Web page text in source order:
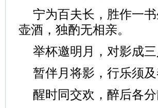
宁为百夫长，胜作一
壶酒，独酌无相亲。
举杯邀明月，对影成
暂伴月将影，行乐须
醒时同交欢，醉后各